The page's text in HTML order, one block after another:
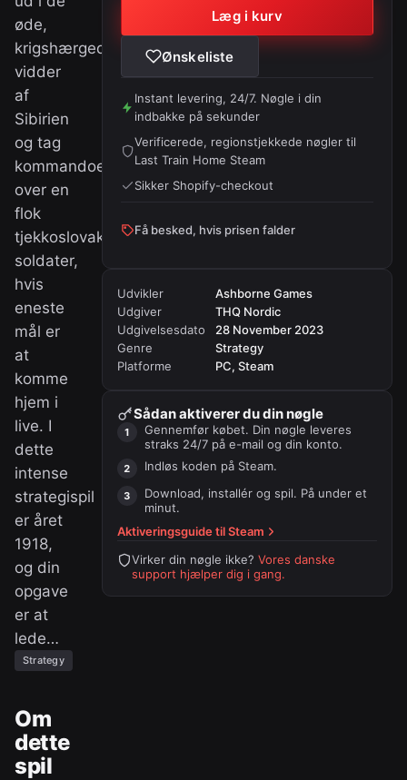
øde,
krigshærgede
vidder
af
Sibirien
og tag
kommandoen
over en
flok
tjekkoslovakiske
soldater,
hvis
eneste
mål er
at
komme
hjem i
live. I
dette
intense
strategispil
er året
1918,
og din
opgave
er at
lede…
Strategy
Læg i kurv
Ønskeliste
Instant levering, 24/7. Nøgle i din
indbakke på sekunder
Verificerede, regionstjekkede nøgler til
Last Train Home Steam
Sikker Shopify-checkout
Få besked, hvis prisen falder
Udvikler
Ashborne Games
Udgiver
THQ Nordic
Udgivelsesdato
28 November 2023
Genre
Strategy
Platforme
PC, Steam
Sådan aktiverer du din nøgle
Gennemfør købet. Din nøgle leveres
straks 24/7 på e-mail og din konto.
Indløs koden på Steam.
Download, installér og spil. På under et
minut.
Aktiveringsguide tilSteam
Virker din nøgle ikke? Vores danske
support hjælper dig i gang.
Om
dette
spil